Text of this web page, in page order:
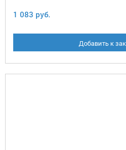
1 083 руб.
Добавить к